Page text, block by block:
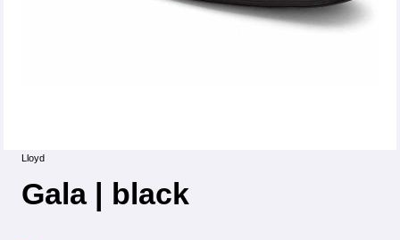
Lloyd
Gala | black